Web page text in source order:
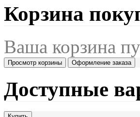
Корзина
Ваша корзина
Просмотр корзины Оформление заказа
Доступные